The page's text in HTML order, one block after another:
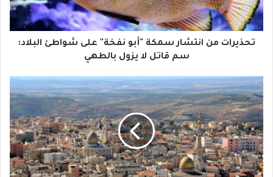
ك
ا
إ
ل
ك
ت
ر
تحذيرات من انتشار سمكة "أبو نفخة" على شواطئ البلاد:
سم قاتل لا يزول بالطهي